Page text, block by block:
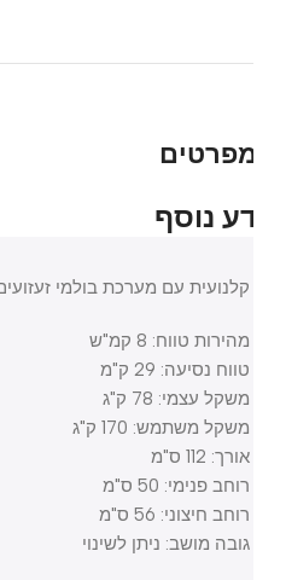
נוסף
קלנועית עם מערכת בולמי זעזועים,
מהירות טווח: 8 קמ"ש
טווח נסיעה: 29 ק"מ
משקל עצמי: 78 ק"ג
משקל משתמש: 170 ק"ג
אורך: 112 ס"מ
רוחב פנימי: 50 ס"מ
רוחב חיצוני: 56 ס"מ
גובה מושב: ניתן לשינוי